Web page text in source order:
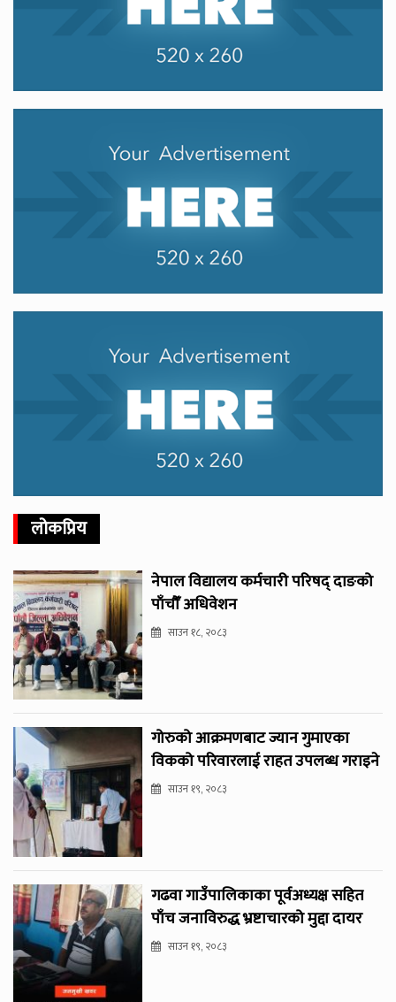
लोकप्रिय
नेपाल विद्यालय कर्मचारी परिषद् दाङको
पाँचौँ अधिवेशन
साउन १८, २०८३
गोरुको आक्रमणबाट ज्यान गुमाएका
विकको परिवारलाई राहत उपलब्ध गराइने
साउन १९, २०८३
गढवा गाउँपालिकाका पूर्वअध्यक्ष सहित
पाँच जनाविरुद्ध भ्रष्टाचारको मुद्दा दायर
साउन १९, २०८३